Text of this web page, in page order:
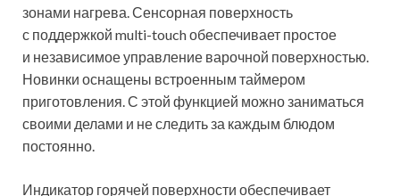
зонами нагрева. Сенсорная поверхность
с поддержкой multi-touch обеспечивает простое
и независимое управление варочной поверхностью.
Новинки оснащены встроенным таймером
приготовления. С этой функцией можно заниматься
своими делами и не следить за каждым блюдом
постоянно.
Индикатор горячей поверхности обеспечивает